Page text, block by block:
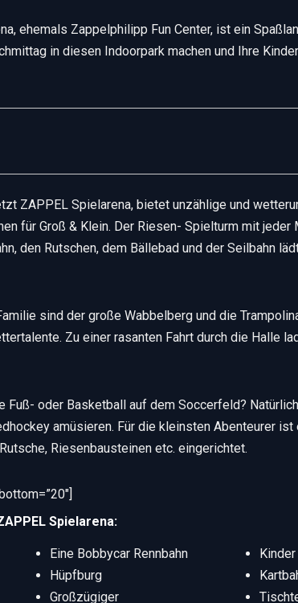
ehemals Zappelphilipp Fun Center, ist ein
in diesen Indoorpark machen und Ihre
ZAPPEL Spielarena, bietet unzählige und
für Groß & Klein. Der Riesen- Spielturm mit jeder
den Rutschen, dem Bällebad und der Seilbahn
sind der große Wabbelberg und die
Zu einer rasanten Fahrt durch die Halle
Fuß- oder Basketball auf dem Soccerfeld?
amüsieren. Für die kleinsten Abenteurer ist
Riesenbausteinen etc. eingerichtet.
Spielarena:
Eine Bobbycar Rennbahn
Hüpfburg
Großzügiger